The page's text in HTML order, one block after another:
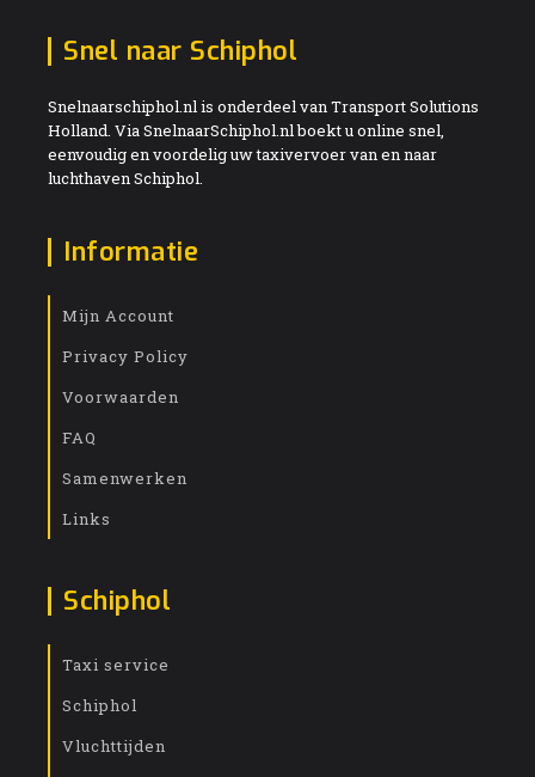
Snel naar Schiphol
Snelnaarschiphol.nl is onderdeel van Transport Solutions
Holland. Via SnelnaarSchiphol.nl boekt u online snel,
eenvoudig en voordelig uw taxivervoer van en naar
luchthaven Schiphol.
Informatie
Mijn Account
Privacy Policy
Voorwaarden
FAQ
Samenwerken
Links
Schiphol
Taxi service
Schiphol
Vluchttijden